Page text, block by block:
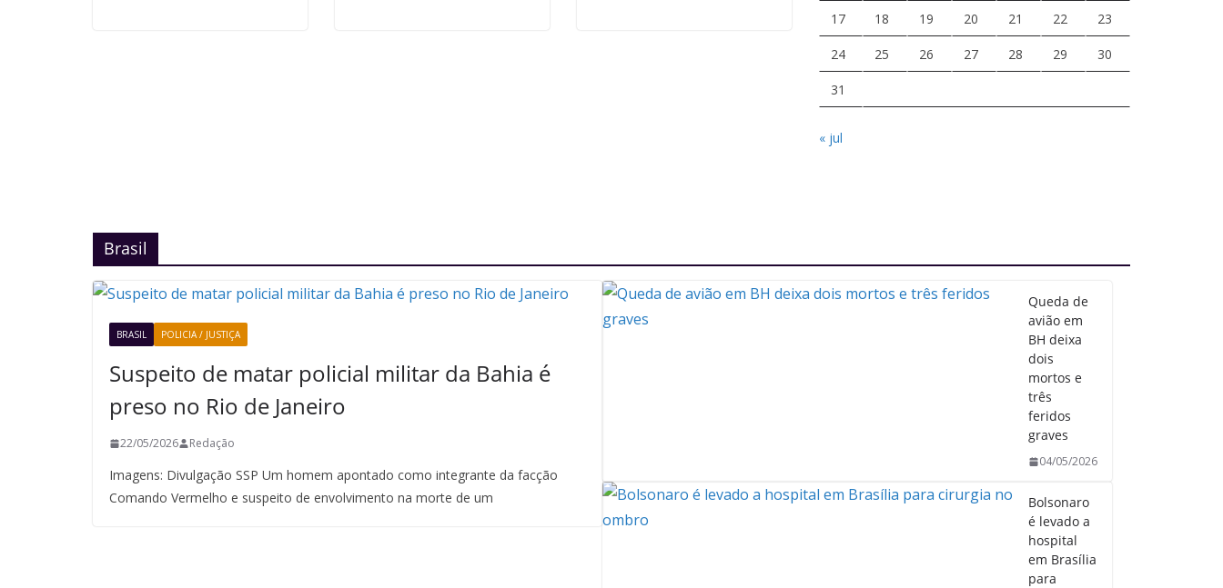
17 18 19 20 21 22 23
24 25 26 27 28 29 30
31
« jul
Brasil
BRASIL POLICIA / JUSTIÇA
Suspeito de matar policial militar da Bahia é
preso no Rio de Janeiro
22/05/2026 Redação
Imagens: Divulgação SSP Um homem apontado como integrante da facção
Comando Vermelho e suspeito de envolvimento na morte de um
Queda de
avião em
BH deixa
dois
mortos e
três
feridos
graves
04/05/2026
Bolsonaro
é levado a
hospital
em Brasília
para